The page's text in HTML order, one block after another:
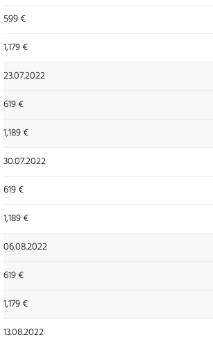
599 €
1,179 €
23.07.2022
619 €
1,189 €
30.07.2022
619 €
1,189 €
06.08.2022
619 €
1,179 €
13.08.2022